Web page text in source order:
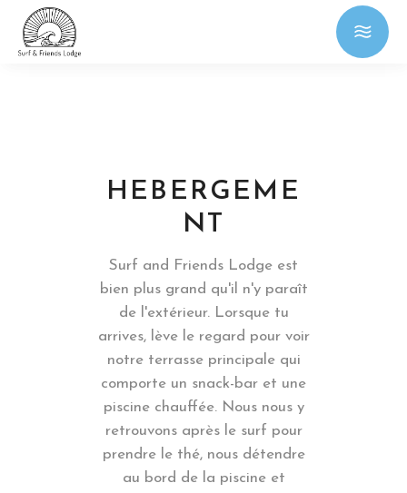
HEBERGEME
NT
Surf and Friends Lodge est
bien plus grand qu'il n'y paraît
de l'extérieur. Lorsque tu
arrives, lève le regard pour voir
notre terrasse principale qui
comporte un snack-bar et une
piscine chauffée. Nous nous y
retrouvons après le surf pour
prendre le thé, nous détendre
au bord de la piscine et